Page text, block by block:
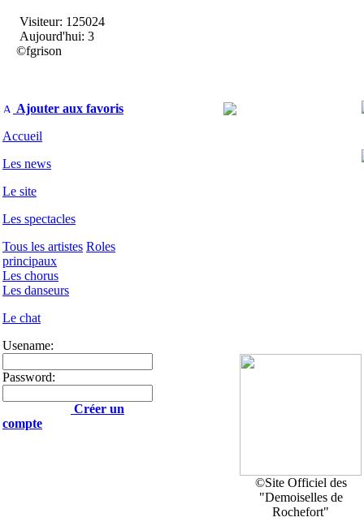
Visiteur: 125024
Aujourd'hui: 3
©fgrison
Ajouter aux favoris
Accueil
Les news
Le site
Les spectacles
Tous les artistes Roles
principaux
Les chorus
Les danseurs
Le chat
Usename:
Password:
Créer un
compte
©Site Officiel des
"Demoiselles de
Rochefort"